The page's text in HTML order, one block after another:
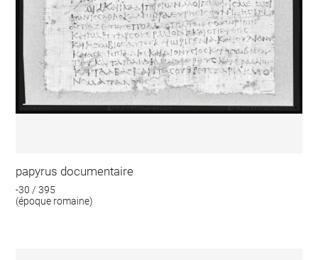
papyrus documentaire
-30 / 395
(époque romaine)